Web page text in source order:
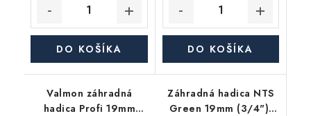
DO KOŠÍKA DO KOŠÍKA
Valmon záhradná
hadica Profi 19mm
Záhradná hadica NTS
Green 19mm (3/4"),